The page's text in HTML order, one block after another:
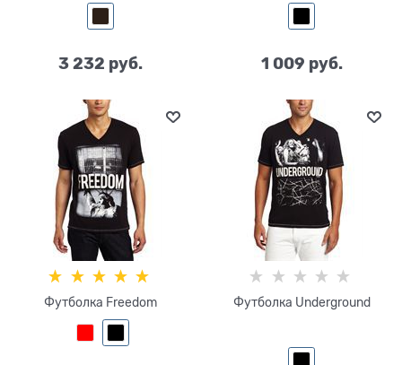
3 232 руб. 1 009 руб.
Футболка Freedom Футболка Underground